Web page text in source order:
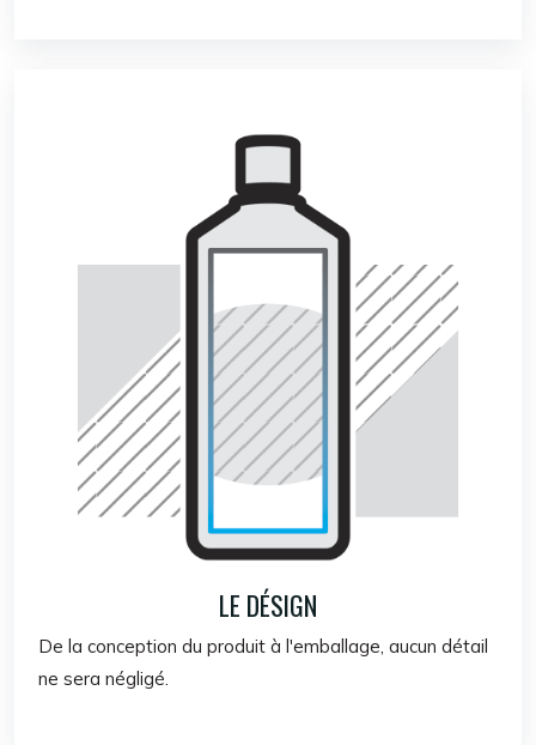
LE DÉSIGN
De la conception du produit à l'emballage, aucun détail
ne sera négligé.